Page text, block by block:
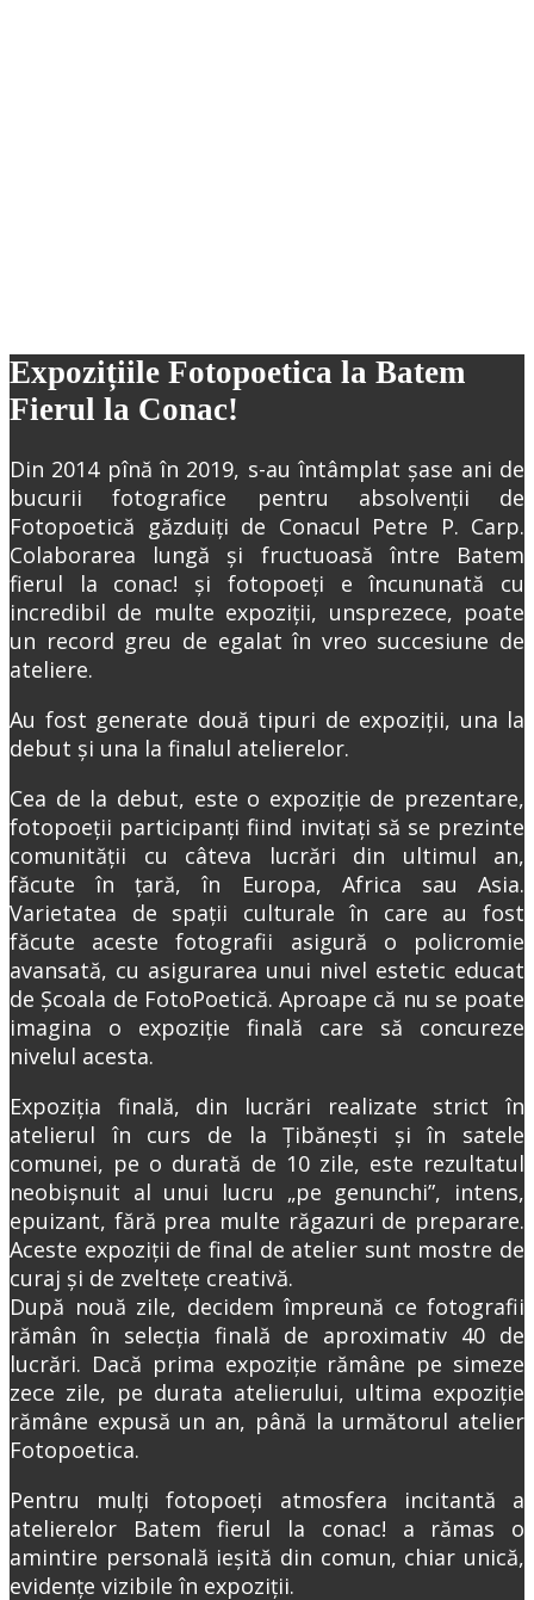
Expozițiile Fotopoetica la Batem
Fierul la Conac!
Din 2014 pînă în 2019, s-au întâmplat șase ani de
bucurii fotografice pentru absolvenții de
Fotopoetică găzduiți de Conacul Petre P. Carp.
Colaborarea lungă și fructuoasă între Batem
fierul la conac! și fotopoeți e încununată cu
incredibil de multe expoziții, unsprezece, poate
un record greu de egalat în vreo succesiune de
ateliere.
Au fost generate două tipuri de expoziții, una la
debut și una la finalul atelierelor.
Cea de la debut, este o expoziție de prezentare,
fotopoeții participanți fiind invitați să se prezinte
comunității cu câteva lucrări din ultimul an,
făcute în țară, în Europa, Africa sau Asia.
Varietatea de spații culturale în care au fost
făcute aceste fotografii asigură o policromie
avansată, cu asigurarea unui nivel estetic educat
de Școala de FotoPoetică. Aproape că nu se poate
imagina o expoziție finală care să concureze
nivelul acesta.
Expoziția finală, din lucrări realizate strict în
atelierul în curs de la Țibănești și în satele
comunei, pe o durată de 10 zile, este rezultatul
neobișnuit al unui lucru „pe genunchi”, intens,
epuizant, fără prea multe răgazuri de preparare.
Aceste expoziții de final de atelier sunt mostre de
curaj și de zveltețe creativă.
După nouă zile, decidem împreună ce fotografii
rămân în selecția finală de aproximativ 40 de
lucrări. Dacă prima expoziție rămâne pe simeze
zece zile, pe durata atelierului, ultima expoziție
rămâne expusă un an, până la următorul atelier
Fotopoetica.
Pentru mulți fotopoeți atmosfera incitantă a
atelierelor Batem fierul la conac! a rămas o
amintire personală ieșită din comun, chiar unică,
evidențe vizibile în expoziții.